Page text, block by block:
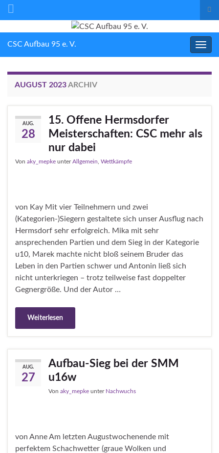
Search for:
CSC Aufbau 95 e. V.
AUGUST 2023ARCHIV
AUG.
28
15. Offene Hermsdorfer
Meisterschaften: CSC mehr als
nur dabei
Von aky_mepke unterAllgemein Wettkämpfe
von Kay Mit vier Teilnehmern und zwei
(Kategorien-)Siegern gestaltete sich unser Ausflug nach
Hermsdorf sehr erfolgreich. Mika mit sehr
ansprechenden Partien und dem Sieg in der Kategorie
u10, Marek machte nicht bloß seinem Bruder das
Leben in den Partien schwer und Antonin ließ sich
nicht unterkriegen – trotz teilweise fast doppelter
Gegnergröße. Und der Autor …
Weiterlesen
AUG.
27
Aufbau-Sieg bei der SMM
u16w
Von aky_mepke unter Nachwuchs
von Anne Am letzten Augustwochenende mit
perfektem Schachwetter (graue Wolken und